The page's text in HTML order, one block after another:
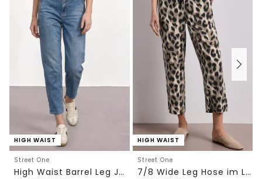
HIGH WAIST
Street One
High Waist Barrel Leg Jeans im Loose Fit
HIGH WAIST
Street One
7/8 Wide Leg Hose im Loose Fit mit Print